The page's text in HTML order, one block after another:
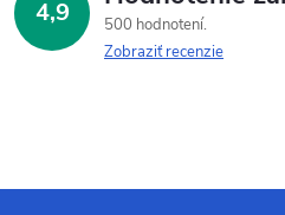
4,9
500 hodnotení
Zobraziť recenzie